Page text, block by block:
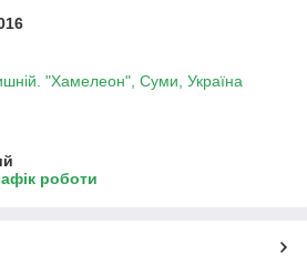
"Хамелеон", Суми, Україна
роботи